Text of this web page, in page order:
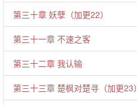
第三十章 妖孽（加更22）
第三十一章 不速之客
第三十二章 我认输
第三十三章 楚枫对楚寻（加更23）